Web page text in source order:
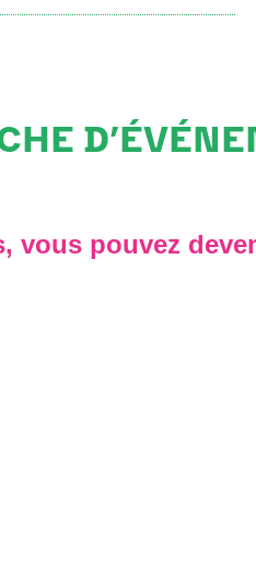
vous pouvez